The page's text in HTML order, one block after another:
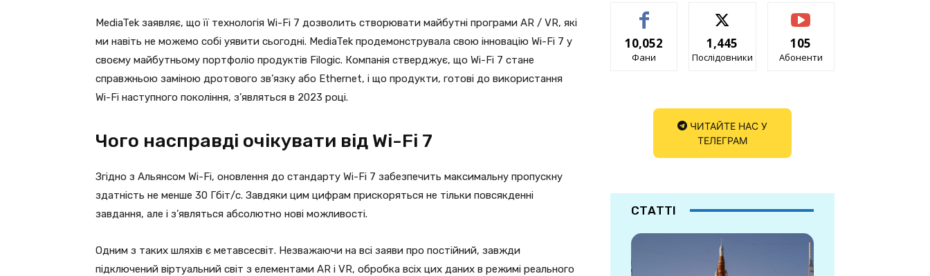
MediaTek заявляє, що її технологія Wi-Fi 7 дозволить створювати майбутні програми AR / VR, які
ми навіть не можемо собі уявити сьогодні. MediaTek продемонструвала свою інновацію Wi-Fi 7 у
своєму майбутньому портфоліо продуктів Filogic. Компанія стверджує, що Wi-Fi 7 стане
справжньою заміною дротового зв’язку або Ethernet, і що продукти, готові до використання
Wi-Fi наступного покоління, з’являться в 2023 році.
Чого насправді очікувати від Wi-Fi 7
Згідно з Альянсом Wi-Fi, оновлення до стандарту Wi-Fi 7 забезпечить максимальну пропускну
здатність не менше 30 Гбіт/с. Завдяки цим цифрам прискоряться не тільки повсякденні
завдання, але і з’являться абсолютно нові можливості.
Одним з таких шляхів є метавсесвіт. Незважаючи на всі заяви про постійний, завжди
підключений віртуальний світ з елементами AR і VR, обробка всіх цих даних в режимі реального
10,052
Фани
1,445
Послідовники
105
Абоненти
ЧИТАЙТЕ НАС У
ТЕЛЕГРАМ
СТАТТІ